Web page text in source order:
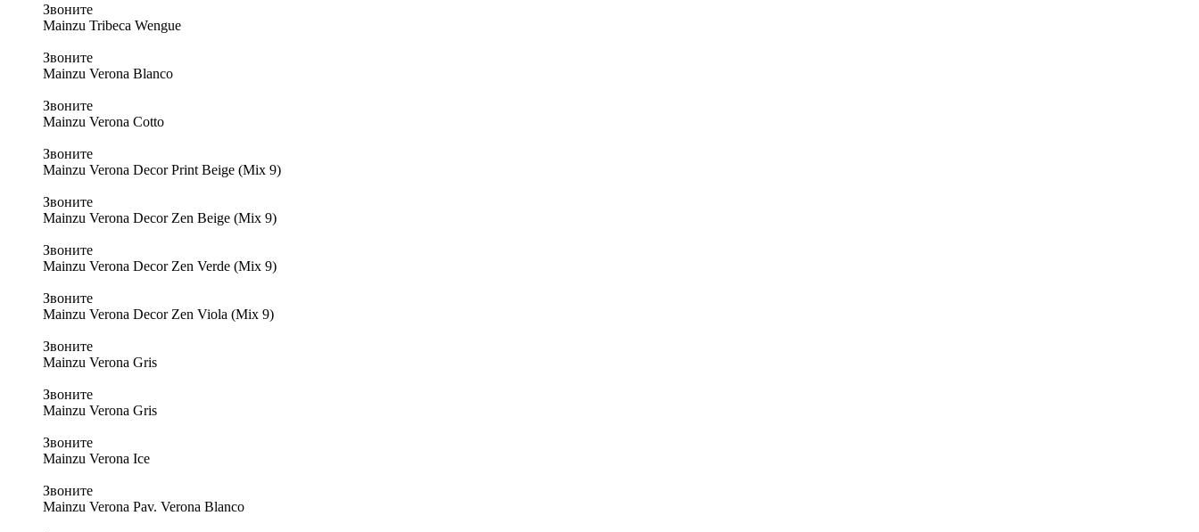
Звоните
Mainzu Tribeca Wengue
Звоните
Mainzu Verona Blanco
Звоните
Mainzu Verona Cotto
Звоните
Mainzu Verona Decor Print Beige (Mix 9)
Звоните
Mainzu Verona Decor Zen Beige (Mix 9)
Звоните
Mainzu Verona Decor Zen Verde (Mix 9)
Звоните
Mainzu Verona Decor Zen Viola (Mix 9)
Звоните
Mainzu Verona Gris
Звоните
Mainzu Verona Gris
Звоните
Mainzu Verona Ice
Звоните
Mainzu Verona Pav. Verona Blanco